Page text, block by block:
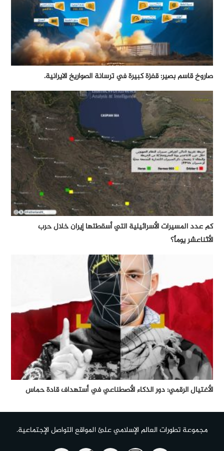
صاروخ قاسم بصير: قفزة كبيرة في ترسانة الصواريخ الايرانية.
كم عدد المسيرات الأسرائيلية التي أسقطتها إيران خلال حرب
الأثناعشر يوماً؟
الأغتيال الرقمي: دور الذكاء الأصطناعي في أستهداف قادة حماس
مجموعة تطورات العالم الإسلامي علئ المواقع التواصل الإجتماعية.